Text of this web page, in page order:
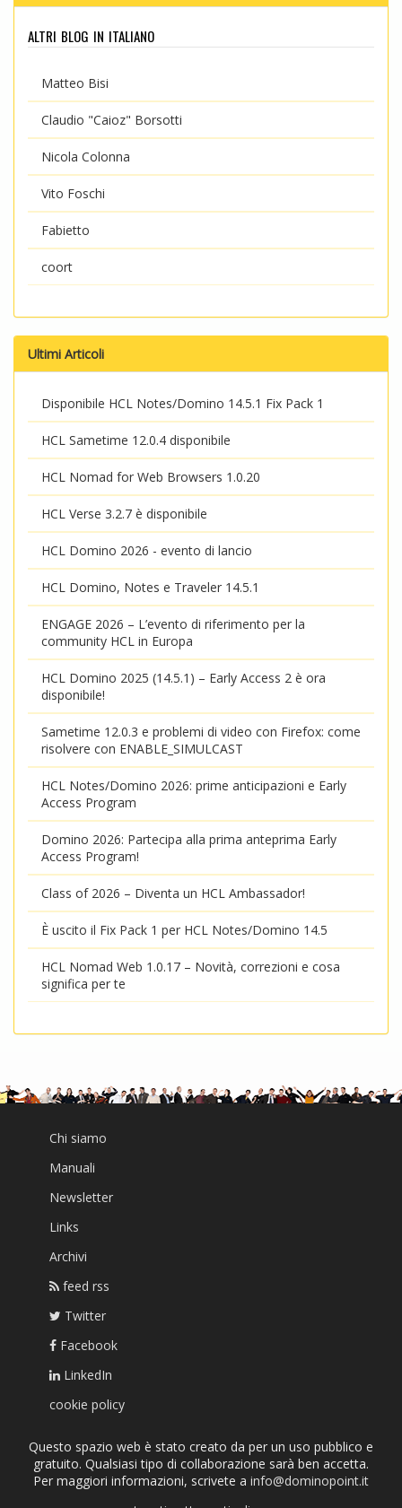
altri blog in italiano
Matteo Bisi
Claudio "Caioz" Borsotti
Nicola Colonna
Vito Foschi
Fabietto
coort
Ultimi Articoli
Disponibile HCL Notes/Domino 14.5.1 Fix Pack 1
HCL Sametime 12.0.4 disponibile
HCL Nomad for Web Browsers 1.0.20
HCL Verse 3.2.7 è disponibile
HCL Domino 2026 - evento di lancio
HCL Domino, Notes e Traveler 14.5.1
ENGAGE 2026 – L’evento di riferimento per la
community HCL in Europa
HCL Domino 2025 (14.5.1) – Early Access 2 è ora
disponibile!
Sametime 12.0.3 e problemi di video con Firefox: come
risolvere con ENABLE_SIMULCAST
HCL Notes/Domino 2026: prime anticipazioni e Early
Access Program
Domino 2026: Partecipa alla prima anteprima Early
Access Program!
Class of 2026 – Diventa un HCL Ambassador!
È uscito il Fix Pack 1 per HCL Notes/Domino 14.5
HCL Nomad Web 1.0.17 – Novità, correzioni e cosa
significa per te
Chi siamo
Manuali
Newsletter
Links
Archivi
feed rss
Twitter
Facebook
LinkedIn
cookie policy
Questo spazio web è stato creato da per un uso pubblico e
gratuito. Qualsiasi tipo di collaborazione sarà ben accetta.
Per maggiori informazioni, scrivete a info@dominopoint.it